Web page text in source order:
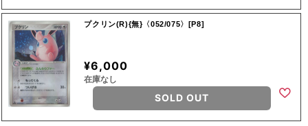
プクリン(R){無}〈052/075〉[P8]
¥6,000
在庫なし
SOLD OUT